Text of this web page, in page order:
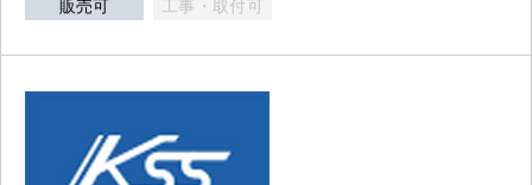
販売可 工事・取付可